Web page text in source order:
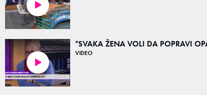
"SVAKA ŽENA VOLI DA POPRAVI
VIDEO